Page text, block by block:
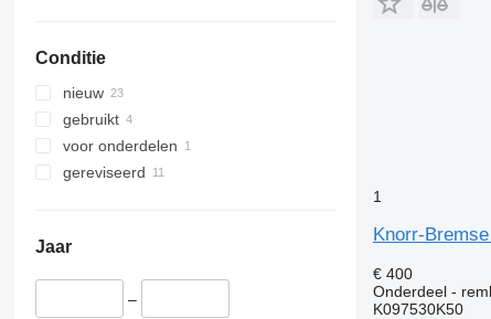
Conditie
nieuw
gebruikt
voor onderdelen
gereviseerd
Jaar
–
1
Knorr-
€ 400
Onderdeel -
K097530K50